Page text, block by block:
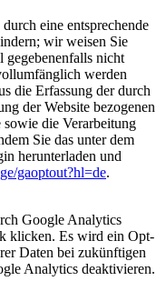
eine entsprechende
wir weisen Sie
gegebenenfalls nicht
werden
die Erfassung der durch
der Website bezogenen
die Verarbeitung
Sie das unter dem
herunterladen und
gaoptout?hl=de.
Google Analytics
klicken. Es wird ein Opt-
Daten bei zukünftigen
Analytics deaktivieren.